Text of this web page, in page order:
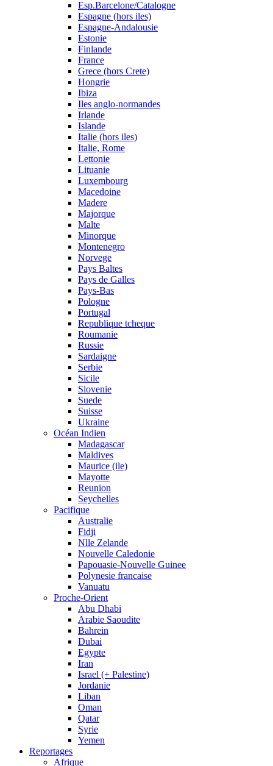
Esp.Barcelone/Catalogne
Espagne (hors iles)
Espagne-Andalousie
Estonie
Finlande
France
Grece (hors Crete)
Hongrie
Ibiza
Iles anglo-normandes
Irlande
Islande
Italie (hors iles)
Italie, Rome
Lettonie
Lituanie
Luxembourg
Macedoine
Madere
Majorque
Malte
Minorque
Montenegro
Norvege
Pays Baltes
Pays de Galles
Pays-Bas
Pologne
Portugal
Republique tcheque
Roumanie
Russie
Sardaigne
Serbie
Sicile
Slovenie
Suede
Suisse
Ukraine
Océan Indien
Madagascar
Maldives
Maurice (ile)
Mayotte
Reunion
Seychelles
Pacifique
Australie
Fidji
Nlle Zelande
Nouvelle Caledonie
Papouasie-Nouvelle Guinee
Polynesie francaise
Vanuatu
Proche-Orient
Abu Dhabi
Arabie Saoudite
Bahrein
Dubai
Egypte
Iran
Israel (+ Palestine)
Jordanie
Liban
Oman
Qatar
Syrie
Yemen
Reportages
Afrique